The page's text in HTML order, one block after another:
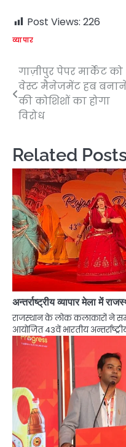
Post Views: 226
व्यापार
Post
navigation
गाज़ीपुर पेपर मार्केट को
वेस्ट मैनेजमेंट हब
की कोशिशों का होगा
विरोध
Related
अन्तर्राष्ट्रीय व्यापार मेला में
राजस्थान के लोक कलाकारों ने
आयोजित 43वें भारतीय